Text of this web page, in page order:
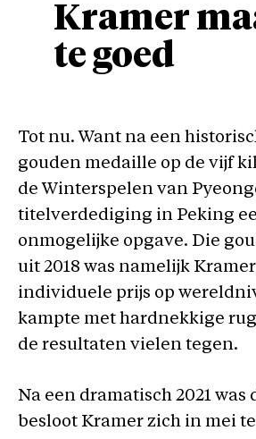
Kramer
te goed
Tot nu. Want na een
gouden medaille op de vijf
de Winterspelen van
titelverdediging in Peking
onmogelijke opgave. Die
uit 2018 was namelijk
individuele prijs op
kampte met hardnekkige
de resultaten vielen tegen.
Na een dramatisch 2021 was
besloot Kramer zich in mei